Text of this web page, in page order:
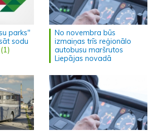
parks"
sodu
No novembra būs
izmaiņas trīs reģionālo
autobusu maršrutos
Liepājas novadā